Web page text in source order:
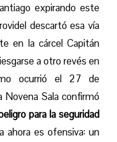
expirando este
descartó esa vía
en la cárcel Capitán
a otro revés en
ocurrió el 27 de
Sala confirmó
para la seguridad
ahora es ofensiva: un